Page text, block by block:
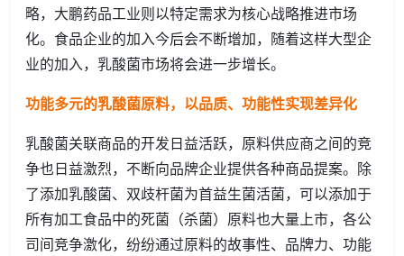
略，大鹏药品工业则以特定需求为核心战略推进市场
化。食品企业的加入今后会不断增加，随着这样大型企
业的加入，乳酸菌市场将会进一步增长。
功能多元的乳酸菌原料，以品质、功能性实现差异化
乳酸菌关联商品的开发日益活跃，原料供应商之间的竞
争也日益激烈，不断向品牌企业提供各种商品提案。除
了添加乳酸菌、双歧杆菌为首益生菌活菌，可以添加于
所有加工食品中的死菌（杀菌）原料也大量上市，各公
司间竞争激化，纷纷通过原料的故事性、品牌力、功能